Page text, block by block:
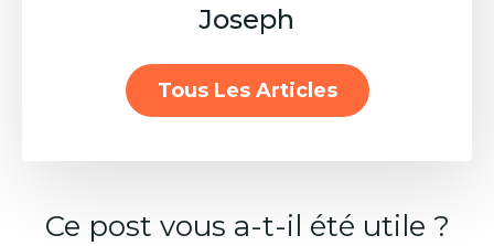
Joseph
Tous Les Articles
Ce post vous a-t-il été utile ?